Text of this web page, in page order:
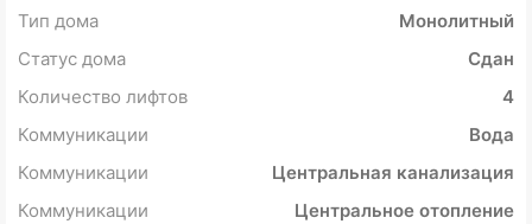
Тип дома
Монолитный
Статус дома
Сдан
Количество лифтов
4
Коммуникации
Вода
Коммуникации
Центральная канализация
Коммуникации
Центральное отопление